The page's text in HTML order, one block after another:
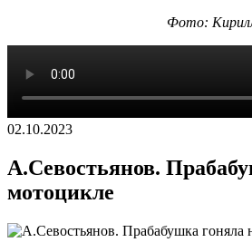
Фото:
02.10.2023
А.Севостьянов.
мотоцикле